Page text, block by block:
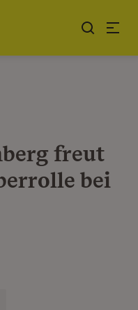
freut
bei